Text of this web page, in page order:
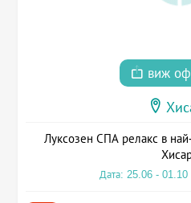
виж
Луксозен СПА релакс в
Дата: 25.06 - 01.10